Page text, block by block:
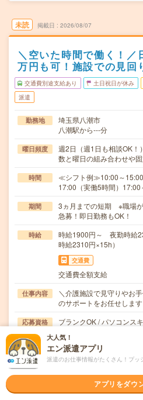
未読 掲載日 2026/08/07
＼空いた時間で働く！
万円も可！施設での見回
交通費別途支給あり 土日祝日が休み
派遣
勤務地
埼玉県八潮市
八潮駅から---分
曜日頻度
週2日（週1日も相談OK！
数と曜日の組み合わせや固
時間
≪シフト例≫10:00～
17:00（実働5時間）
期間
3ヵ月までの短期 ※職場
急募！即日勤務もOK！
時給
時給1900円～ 夜勤時給
時給2310円×15h）
交通費
交通費全額支給
仕事内容
＼介護施設で見守りやお
のサポートをお任せしま
応募資格
ブランクOK / パソコンス
齢不問！WワークOK10名
職場の雰囲気
大人気！
エン派遣アプリ
派遣のお仕事情報がたくさん！プッ
アプリをダウ